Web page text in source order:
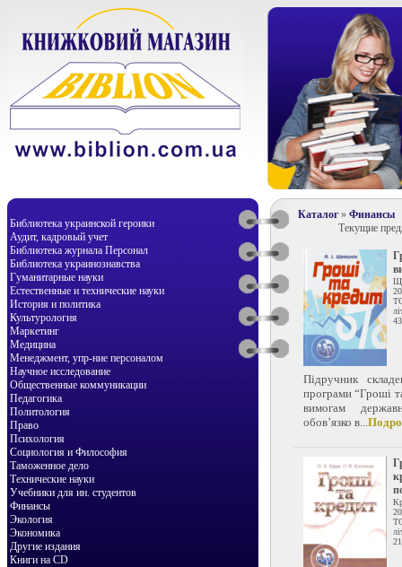
Библиотека украинской героики
Аудит, кадровый учет
Библиотека журнала Персонал
Библиотека украинознавства
Гуманитарные науки
Естественные и технические науки
История и политика
Культурология
Маркетинг
Медицина
Менеджмент, упр-ние персоналом
Научное исследование
Общественные коммуникации
Педагогика
Политология
Право
Психология
Социология и Философия
Таможенное дело
Технические науки
Учебники для ин. студентов
Финансы
Экология
Экономика
Другие издания
Книги на CD
Каталог» Финансы
Текущие
Підручник
програми “Гроші
вимогам
обов’язко в...